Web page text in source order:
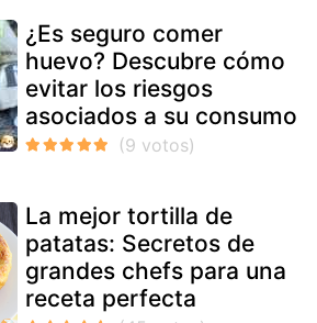
¿Es seguro comer
huevo? Descubre cómo
evitar los riesgos
asociados a su consumo
La mejor tortilla de
patatas: Secretos de
grandes chefs para una
receta perfecta